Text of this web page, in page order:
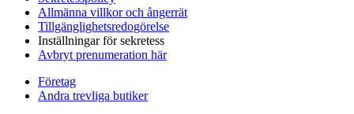
Allmänna villkor och ångerrät
Tillgänglighetsredogörelse
Inställningar för sekretess
Avbryt prenumeration här
Företag
Andra trevliga butiker